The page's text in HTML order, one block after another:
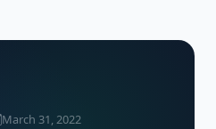
March 31, 2022